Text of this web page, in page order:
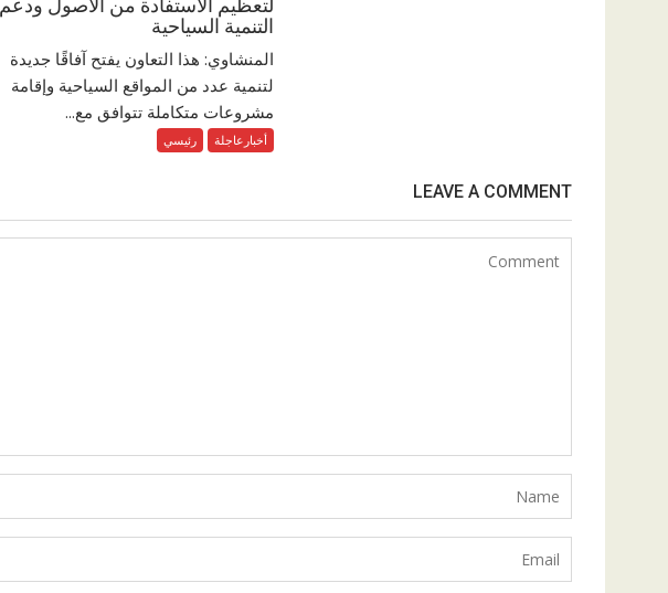
لتعظيم الاستفادة من الأصول ودعم
التنمية السياحية
المنشاوي: هذا التعاون يفتح آفاقًا جديدة
لتنمية عدد من المواقع السياحية وإقامة
مشروعات متكاملة تتوافق مع...
أخبارعاجلة رئيسي
LEAVE A COMMENT